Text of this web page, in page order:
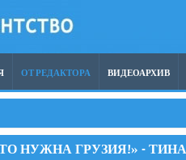
ОТ РЕДАКТОРА ВИДЕОАРХИВ
НУЖНА ГРУЗИЯ!» - ТИНА